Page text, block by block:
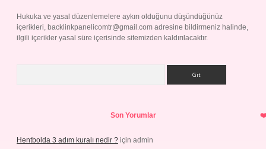
Hukuka ve yasal düzenlemelere aykırı olduğunu düşündüğünüz
içerikleri, backlinkpanelicomtr@gmail.com adresine bildirmeniz halinde,
ilgili içerikler yasal süre içerisinde sitemizden kaldırılacaktır.
Son Yorumlar
Hentbolda 3 adım kuralı nedir ? için admin